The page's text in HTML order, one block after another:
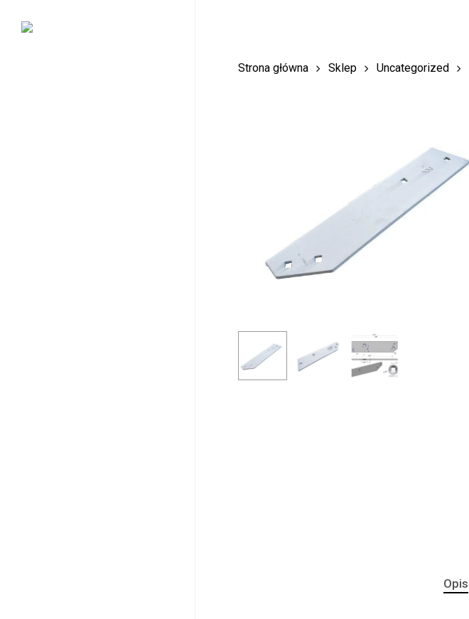
Strona główna Sklep Uncategorized
Opis